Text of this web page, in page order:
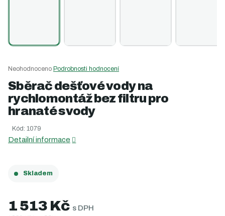
Průměrné
produktu
je
0,0
z
hvězdiček.
Neohodnoceno Podrobnosti hodnocení
Sběrač dešťové vody na
rychlomontáž bez filtru pro
hranaté svody
Kód: 1079
Detailní informace
1 513 Kč s DPH
Skladem